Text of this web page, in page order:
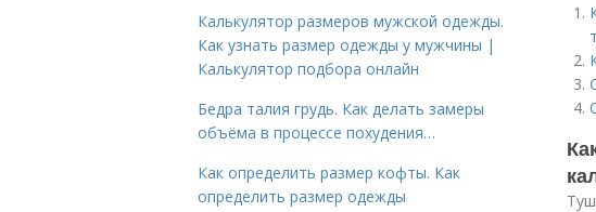
Калькулятор размеров мужской одежды.
Как узнать размер одежды у мужчины |
Калькулятор подбора онлайн
Бедра талия грудь. Как делать замеры
объёма в процессе похудения…
Как определить размер кофты. Как
определить размер одежды